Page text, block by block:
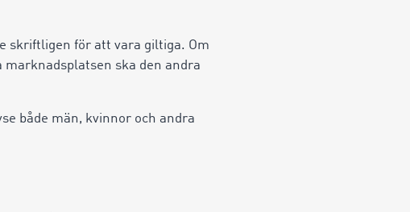
skriftligen för att vara giltiga. Om
ska den andra
både män, kvinnor och andra